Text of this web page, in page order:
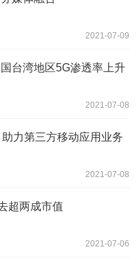
2021-07-09
台湾地区5G渗透率上升
2021-07-08
力第三方移动应用业务
2021-07-08
超两成市值
2021-07-06